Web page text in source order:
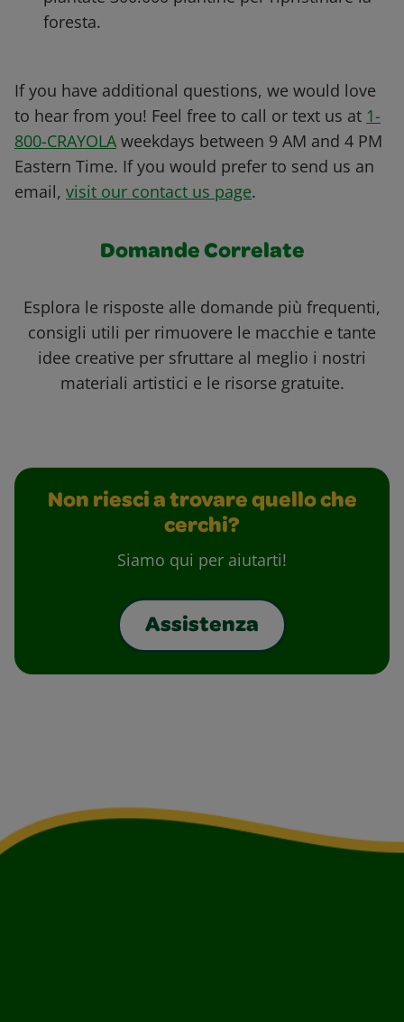
foresta.
If you have additional questions, we would love
to hear from you! Feel free to call or text us at 1-
800-CRAYOLA weekdays between 9 AM and 4 PM
Eastern Time. If you would prefer to send us an
email, visit our contact us page.
Domande Correlate
Esplora le risposte alle domande più frequenti,
consigli utili per rimuovere le macchie e tante
idee creative per sfruttare al meglio i nostri
materiali artistici e le risorse gratuite.
Non riesci a trovare quello che
cerchi?
Siamo qui per aiutarti!
Assistenza